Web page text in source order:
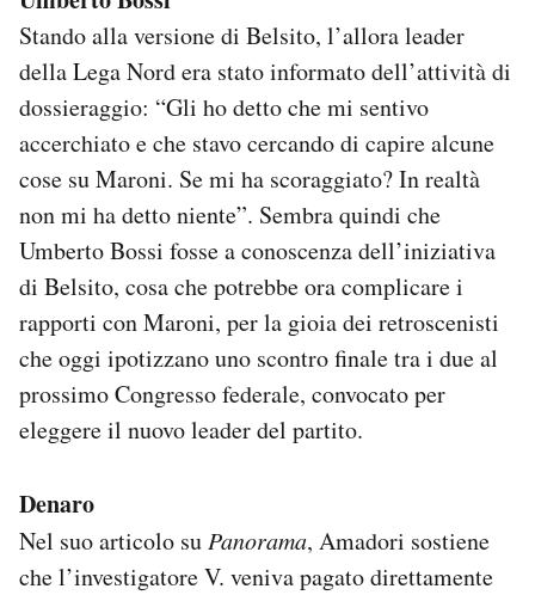
Stando alla versione di Belsito, l’allora leader
della Lega Nord era stato informato dell’attività di
dossieraggio: “Gli ho detto che mi sentivo
accerchiato e che stavo cercando di capire alcune
cose su Maroni. Se mi ha scoraggiato? In realtà
non mi ha detto niente”. Sembra quindi che
Umberto Bossi fosse a conoscenza dell’iniziativa
di Belsito, cosa che potrebbe ora complicare i
rapporti con Maroni, per la gioia dei retroscenisti
che oggi ipotizzano uno scontro finale tra i due al
prossimo Congresso federale, convocato per
eleggere il nuovo leader del partito.
Denaro
Nel suo articolo suPanorama, Amadori sostiene
che l’investigatore V. veniva pagato direttamente